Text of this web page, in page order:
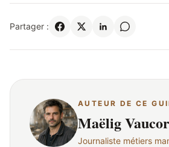
Partager :
AUTEUR DE CE
Maëlig
Journaliste métiers